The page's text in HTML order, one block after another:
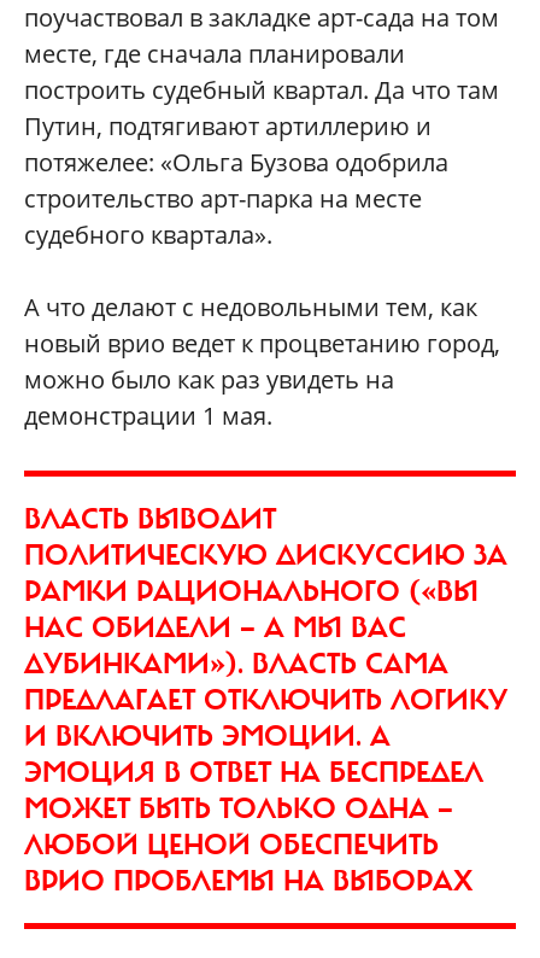
поучаствовал в закладке арт-сада на том
месте, где сначала планировали
построить судебный квартал. Да что там
Путин, подтягивают артиллерию и
потяжелее: «Ольга Бузова одобрила
строительство арт-парка на месте
судебного квартала».
А что делают с недовольными тем, как
новый врио ведет к процветанию город,
можно было как раз увидеть на
демонстрации 1 мая.
ВЛАСТЬ ВЫВОДИТ
ПОЛИТИЧЕСКУЮ ДИСКУССИЮ ЗА
РАМКИ РАЦИОНАЛЬНОГО («ВЫ
НАС ОБИДЕЛИ — А МЫ ВАС
ДУБИНКАМИ»). ВЛАСТЬ САМА
ПРЕДЛАГАЕТ ОТКЛЮЧИТЬ ЛОГИКУ
И ВКЛЮЧИТЬ ЭМОЦИИ. А
ЭМОЦИЯ В ОТВЕТ НА БЕСПРЕДЕЛ
МОЖЕТ БЫТЬ ТОЛЬКО ОДНА —
ЛЮБОЙ ЦЕНОЙ ОБЕСПЕЧИТЬ
ВРИО ПРОБЛЕМЫ НА ВЫБОРАХ